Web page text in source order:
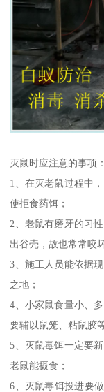
灭鼠时应注意的事项：
1、在灭老鼠过程中
使拒食药饵；
2、老鼠有磨牙的习
出谷壳，故也常常咬
3、施工人员能依据
之地；
4、小家鼠食量小、
要辅以鼠笼、粘鼠胶
5、灭鼠毒饵一定要
老鼠能摄食；
6、灭鼠毒饵投进要